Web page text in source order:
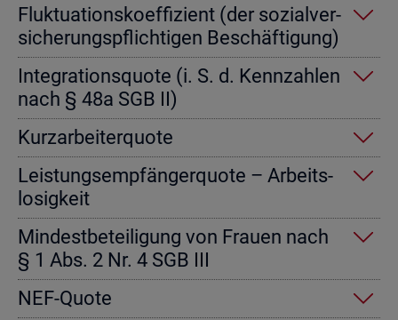
Fluk­tua­ti­ons­ko­ef­fi­zi­ent (der so­zi­al­ver­
si­che­rungs­pflich­ti­gen Be­schäf­ti­gung)
In­te­gra­ti­ons­quo­te (i. S. d. Kenn­zah­len
nach § 48a SGB II)
Kurz­ar­bei­ter­quo­te
Leis­tungs­emp­fän­ger­quo­te – Ar­beits­
lo­sig­keit
Min­dest­be­tei­li­gung von Frau­en nach
§ 1 Abs. 2 Nr. 4 SGB III
NEF-Quote